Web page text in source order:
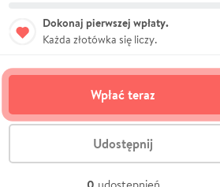
Dokonaj pierwszej wpłaty.
Każda złotówka się liczy.
Wpłać teraz
Udostępnij